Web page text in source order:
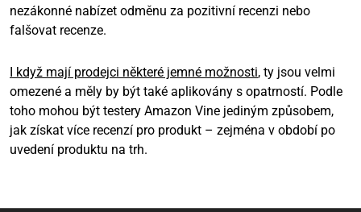
nezákonné nabízet odměnu za pozitivní recenzi nebo
falšovat recenze.
I když mají prodejci některé jemné možnosti, ty jsou velmi
omezené a měly by být také aplikovány s opatrností. Podle
toho mohou být testery Amazon Vine jediným způsobem,
jak získat více recenzí pro produkt – zejména v období po
uvedení produktu na trh.